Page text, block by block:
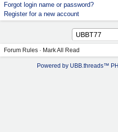
Forgot login name or password?
Register for a new account
Forum Rules · Mark All Read
Powered by UBB.threads™